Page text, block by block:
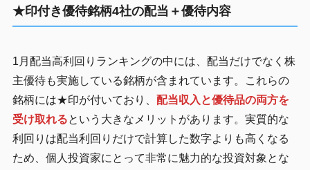
★印付き優待銘柄4社の配当＋優待内容
1月配当高利回りランキングの中には、配当だけでなく株
主優待も実施している銘柄が含まれています。これらの
銘柄には★印が付いており、 配当収入と優待品の両方を
受け取れるという大きなメリットがあります。実質的な
利回りは配当利回りだけで計算した数字よりも高くなる
ため、個人投資家にとって非常に魅力的な投資対象とな